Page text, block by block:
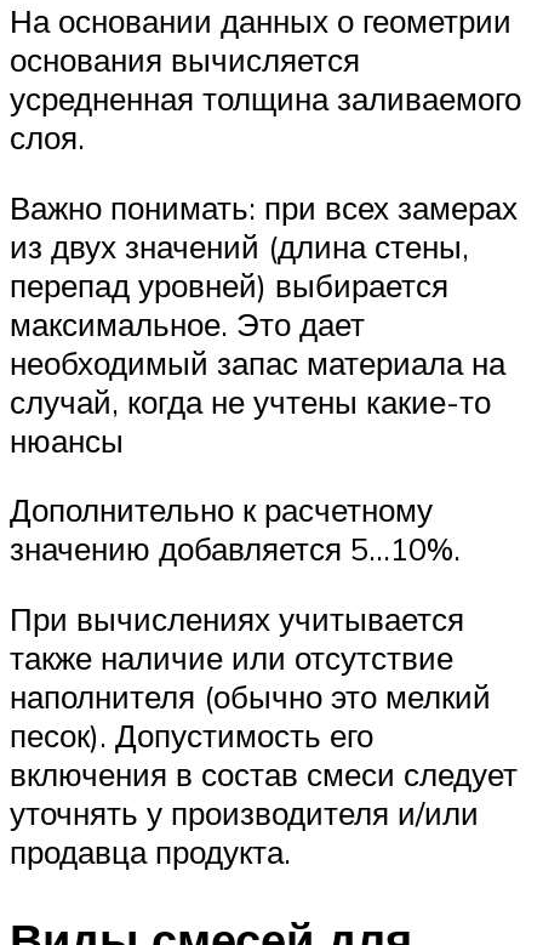
На основании данных о геометрии
основания вычисляется
усредненная толщина заливаемого
слоя.
Важно понимать: при всех замерах
из двух значений (длина стены,
перепад уровней) выбирается
максимальное. Это дает
необходимый запас материала на
случай, когда не учтены какие-то
нюансы
Дополнительно к расчетному
значению добавляется 5…10%.
При вычислениях учитывается
также наличие или отсутствие
наполнителя (обычно это мелкий
песок). Допустимость его
включения в состав смеси следует
уточнять у производителя и/или
продавца продукта.